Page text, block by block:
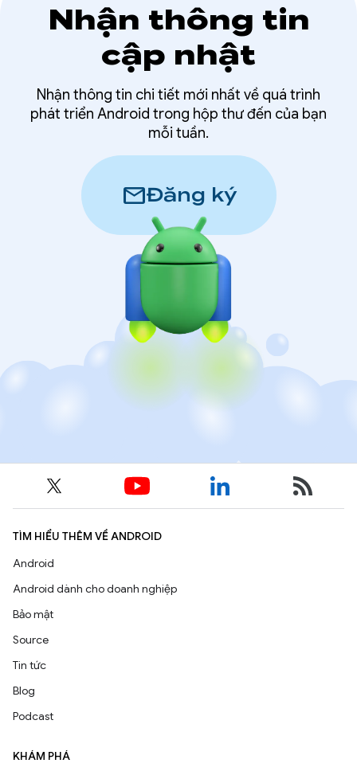
Nhận thông tin
cập nhật
Nhận thông tin chi tiết mới nhất về quá trình
phát triển Android trong hộp thư đến của bạn
mỗi tuần.
mailĐăng ký
TÌM HIỂU THÊM VỀ ANDROID
Android
Android dành cho doanh nghiệp
Bảo mật
Source
Tin tức
Blog
Podcast
KHÁM PHÁ